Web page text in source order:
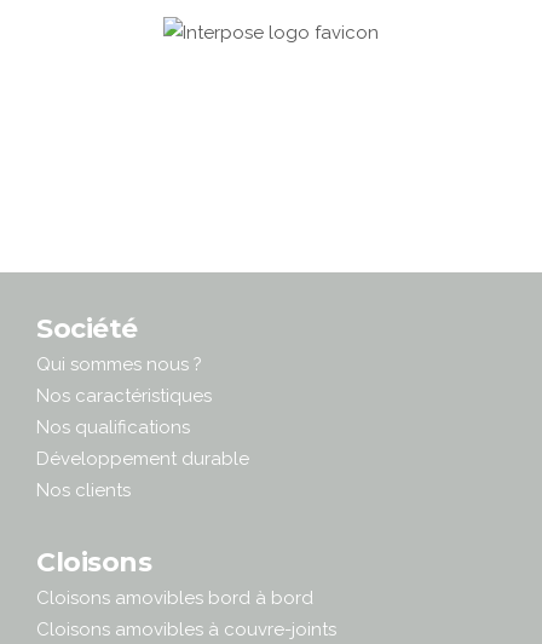
Société
Qui sommes nous ?
Nos caractéristiques
Nos qualifications
Développement durable
Nos clients
Cloisons
Cloisons amovibles bord à bord
Cloisons amovibles à couvre-joints